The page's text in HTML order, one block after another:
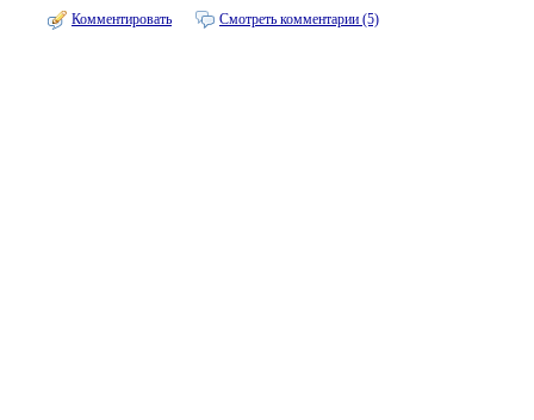
Комментировать Смотреть комментарии (5)